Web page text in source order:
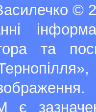
©
та